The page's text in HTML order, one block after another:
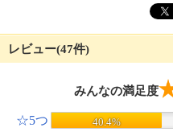
レビュー(47件)
みんなの満足度
☆5つ 40.4%